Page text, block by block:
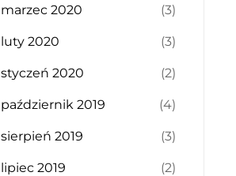
marzec 2020 (3)
luty 2020 (3)
styczeń 2020 (2)
październik 2019 (4)
sierpień 2019 (3)
lipiec 2019 (2)